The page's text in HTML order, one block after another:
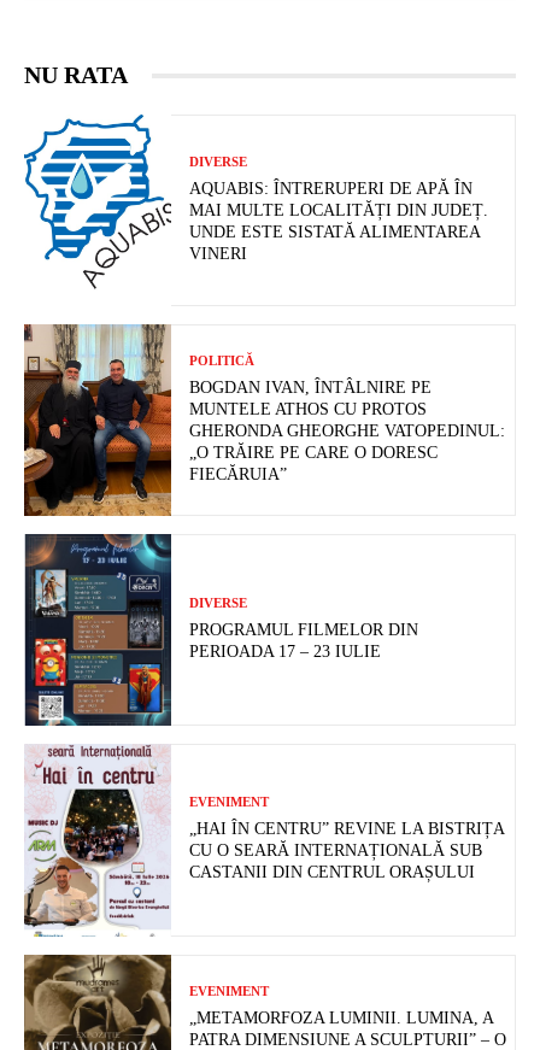
NU RATA
DIVERSE
AQUABIS: ÎNTRERUPERI DE APĂ ÎN
MAI MULTE LOCALITĂȚI DIN JUDEȚ.
UNDE ESTE SISTATĂ ALIMENTAREA
VINERI
POLITICĂ
BOGDAN IVAN, ÎNTÂLNIRE PE
MUNTELE ATHOS CU PROTOS
GHERONDA GHEORGHE VATOPEDINUL:
„O TRĂIRE PE CARE O DORESC
FIECĂRUIA”
DIVERSE
PROGRAMUL FILMELOR DIN
PERIOADA 17 – 23 IULIE
EVENIMENT
„HAI ÎN CENTRU” REVINE LA BISTRIȚA
CU O SEARĂ INTERNAȚIONALĂ SUB
CASTANII DIN CENTRUL ORAȘULUI
EVENIMENT
„METAMORFOZA LUMINII. LUMINA, A
PATRA DIMENSIUNE A SCULPTURII” – O